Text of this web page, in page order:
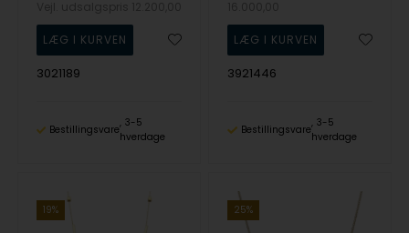
3021189
Bestillingsvare
3-5
hverdage
3921446
Bestillingsvare
3-5
hverdage
19% 25%